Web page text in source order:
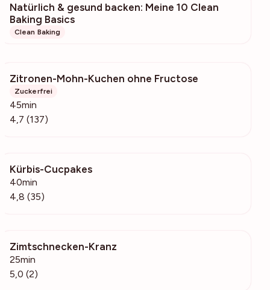
Natürlich & gesund backen: Meine 10 Clean
Baking Basics
Clean Baking
Zitronen-Mohn-Kuchen ohne Fructose
Zuckerfrei
45min
4,7 (137)
Kürbis-Cucpakes
40min
4,8 (35)
Zimtschnecken-Kranz
25min
5,0 (2)